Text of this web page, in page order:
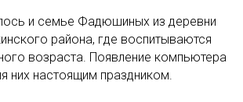
и семье Фадюшиных из деревни
района, где воспитываются
возраста. Появление компьютера
них настоящим праздником.